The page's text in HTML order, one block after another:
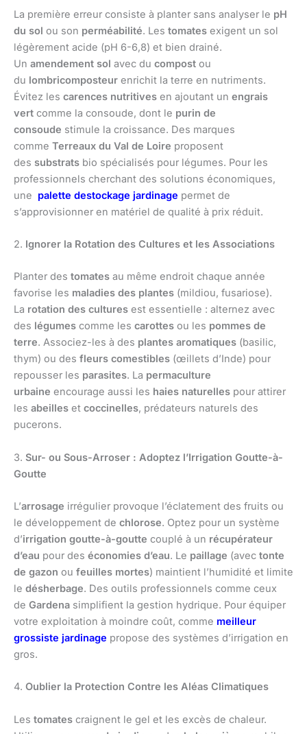
La première erreur consiste à planter sans analyser le pH
du sol ou son perméabilité. Les tomates exigent un sol
légèrement acide (pH 6-6,8) et bien drainé.
Un amendement sol avec du compost ou
du lombricomposteur enrichit la terre en nutriments.
Évitez les carences nutritives en ajoutant un engrais
vert comme la consoude, dont le purin de
consoude stimule la croissance. Des marques
comme Terreaux du Val de Loire proposent
des substrats bio spécialisés pour légumes. Pour les
professionnels cherchant des solutions économiques,
une palette destockage jardinage permet de
s’approvisionner en matériel de qualité à prix réduit.
2. Ignorer la Rotation des Cultures et les Associations
Planter des tomates au même endroit chaque année
favorise les maladies des plantes (mildiou, fusariose).
La rotation des cultures est essentielle : alternez avec
des légumes comme les carottes ou les pommes de
terre. Associez-les à des plantes aromatiques (basilic,
thym) ou des fleurs comestibles (œillets d’Inde) pour
repousser les parasites. La permaculture
urbaine encourage aussi les haies naturelles pour attirer
les abeilles et coccinelles, prédateurs naturels des
pucerons.
3. Sur- ou Sous-Arroser : Adoptez l’Irrigation Goutte-à-
Goutte
L’arrosage irrégulier provoque l’éclatement des fruits ou
le développement de chlorose. Optez pour un système
d’irrigation goutte-à-goutte couplé à un récupérateur
d’eau pour des économies d’eau. Le paillage (avec tonte
de gazon ou feuilles mortes) maintient l’humidité et limite
le désherbage. Des outils professionnels comme ceux
de Gardena simplifient la gestion hydrique. Pour équiper
votre exploitation à moindre coût, comme meilleur
grossiste jardinage propose des systèmes d’irrigation en
gros.
4. Oublier la Protection Contre les Aléas Climatiques
Les tomates craignent le gel et les excès de chaleur.